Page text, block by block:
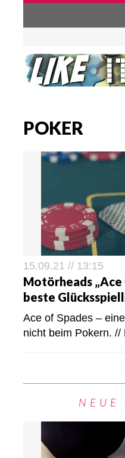
POKER
15.09.21 // 13:15
Motörheads „Ace
beste
Ace of Spades –
nicht beim Pokern.
NEUE